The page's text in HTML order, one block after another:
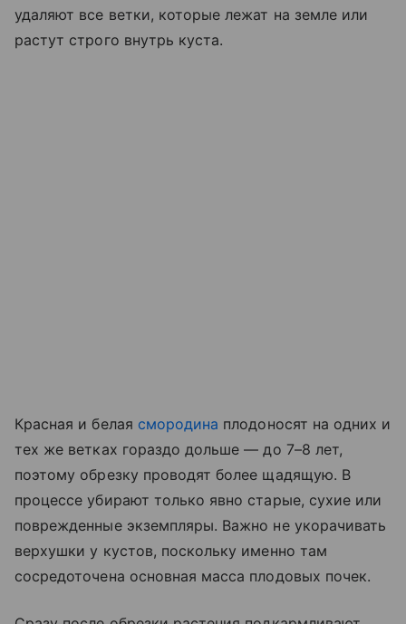
удаляют все ветки, которые лежат на земле или
растут строго внутрь куста.
Красная и белая смородина плодоносят на одних и
тех же ветках гораздо дольше — до 7–8 лет,
поэтому обрезку проводят более щадящую. В
процессе убирают только явно старые, сухие или
поврежденные экземпляры. Важно не укорачивать
верхушки у кустов, поскольку именно там
сосредоточена основная масса плодовых почек.